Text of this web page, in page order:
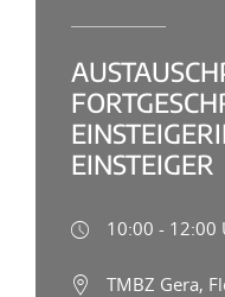
EINSTEIGER
10:00 - 12:00
TMBZ Gera,